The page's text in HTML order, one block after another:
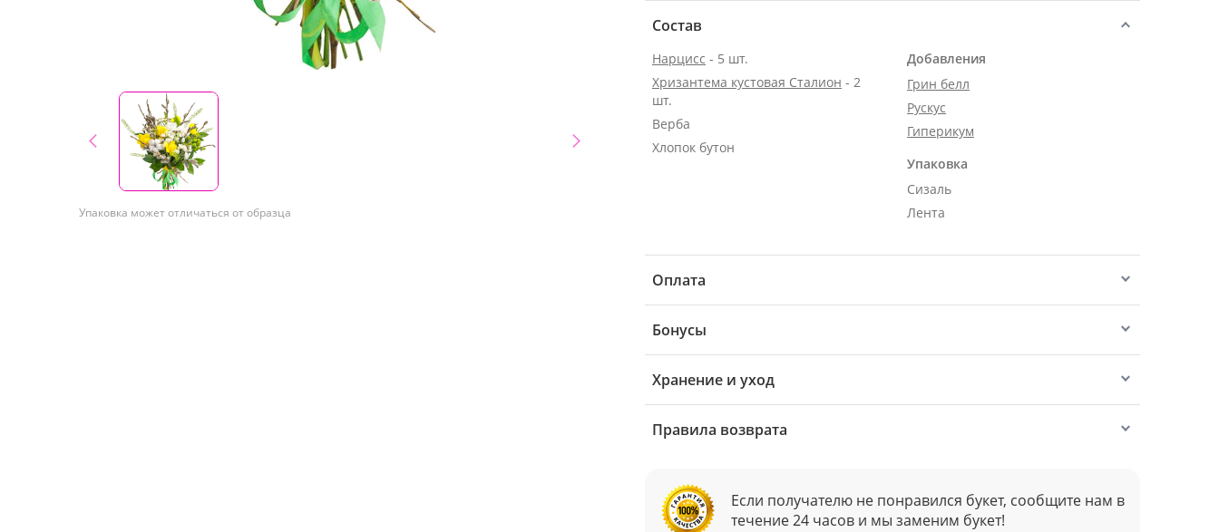
Упаковка может отличаться от образца
Состав
Нарцисс - 5 шт.
Хризантема кустовая Сталион - 2
шт.
Верба
Хлопок бутон
Добавления
Грин белл
Рускус
Гиперикум
Упаковка
Сизаль
Лента
Оплата
Бонусы
Хранение и уход
Правила возврата
Если получателю не понравился букет, сообщите нам в
течение 24 часов и мы заменим букет!